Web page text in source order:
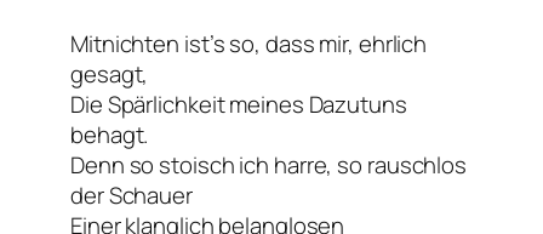
Mitnichten ist’s so, dass mir, ehrlich
gesagt,
Die Spärlichkeit meines Dazutuns
behagt.
Denn so stoisch ich harre, so rauschlos
der Schauer
Einer klanglich belanglosen